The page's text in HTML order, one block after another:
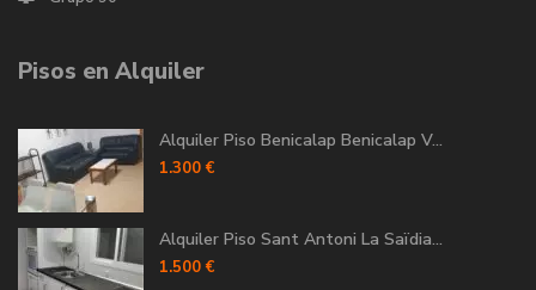
Pisos en Alquiler
Alquiler Piso Benicalap Benicalap V...
1.300 €
Alquiler Piso Sant Antoni La Saïdia...
1.500 €